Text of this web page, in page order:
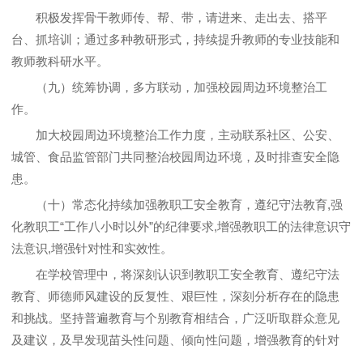
积极发挥骨干教师传、帮、带，请进来、走出去、搭平
台、抓培训；通过多种教研形式，持续提升教师的专业技能和
教师教科研水平。
（九）统筹协调，多方联动，加强校园周边环境整治工
作。
加大校园周边环境整治工作力度，主动联系社区、公安、
城管、食品监管部门共同整治校园周边环境，及时排查安全隐
患。
（十）常态化持续加强教职工安全教育，遵纪守法教育,强
化教职工“工作八小时以外”的纪律要求,增强教职工的法律意识守
法意识,增强针对性和实效性。
在学校管理中，将深刻认识到教职工安全教育、遵纪守法
教育、师德师风建设的反复性、艰巨性，深刻分析存在的隐患
和挑战。坚持普遍教育与个别教育相结合，广泛听取群众意见
及建议，及早发现苗头性问题、倾向性问题，增强教育的针对